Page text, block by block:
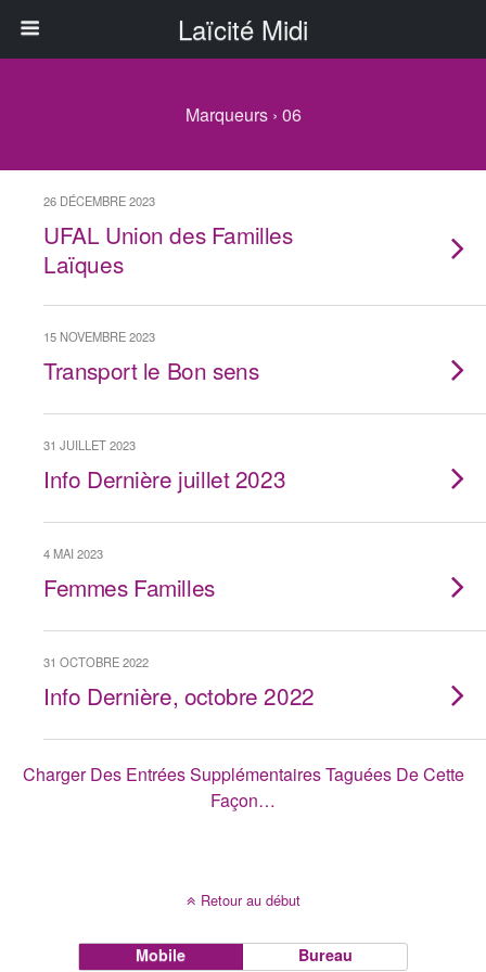
Laïcité Midi
Marqueurs › 06
26 DÉCEMBRE 2023
UFAL Union des Familles
Laïques
15 NOVEMBRE 2023
Transport le Bon sens
31 JUILLET 2023
Info Dernière juillet 2023
4 MAI 2023
Femmes Familles
31 OCTOBRE 2022
Info Dernière, octobre 2022
Charger Des Entrées Supplémentaires Taguées De Cette
Façon…
Retour au début
Mobile Bureau